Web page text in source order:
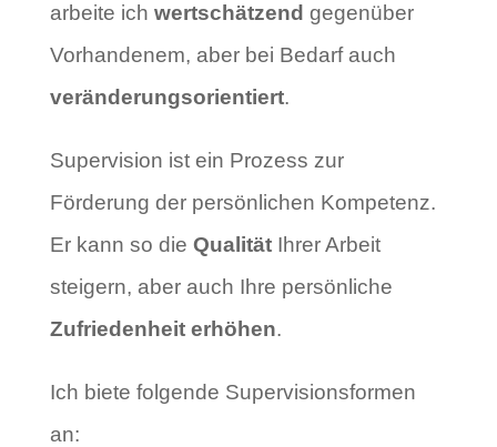
arbeite ich wertschätzend gegenüber
Vorhandenem, aber bei Bedarf auch
veränderungsorientiert.
Supervision ist ein Prozess zur
Förderung der persönlichen Kompetenz.
Er kann so die QualitätIhrer Arbeit
steigern, aber auch Ihre persönliche
Zufriedenheit erhöhen.
Ich biete folgende Supervisionsformen
an: